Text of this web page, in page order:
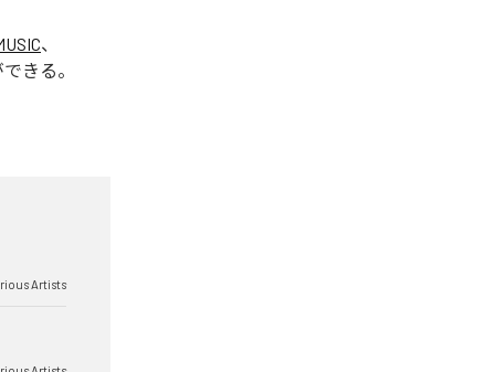
、
きる。
Artists